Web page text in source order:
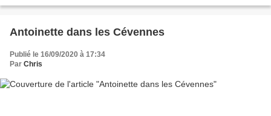
Antoinette dans les Cévennes
Publié le 16/09/2020 à 17:34
Par Chris